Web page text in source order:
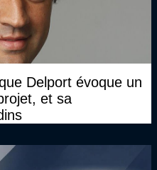
Delport évoque un
et sa